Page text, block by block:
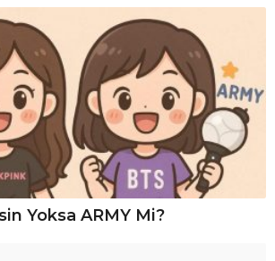
Yoksa ARMY Mi?